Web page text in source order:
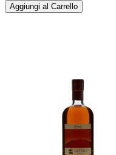
Aggiungi al Carrello